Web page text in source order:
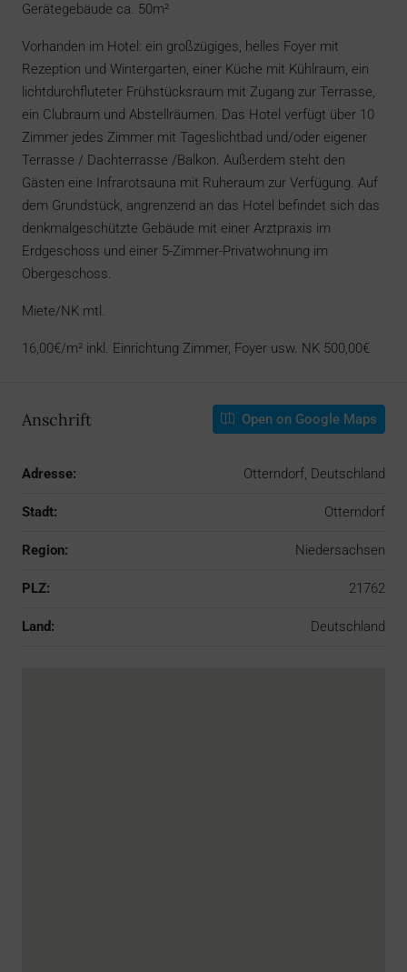
Gerätegebäude ca. 50m²
Vorhanden im Hotel: ein großzügiges, helles Foyer mit
Rezeption und Wintergarten, einer Küche mit Kühlraum, ein
lichtdurchfluteter Frühstücksraum mit Zugang zur Terrasse,
ein Clubraum und Abstellräumen. Das Hotel verfügt über 10
Zimmer jedes Zimmer mit Tageslichtbad und/oder eigener
Terrasse / Dachterrasse /Balkon. Außerdem steht den
Gästen eine Infrarotsauna mit Ruheraum zur Verfügung. Auf
dem Grundstück, angrenzend an das Hotel befindet sich das
denkmalgeschützte Gebäude mit einer Arztpraxis im
Erdgeschoss und einer 5-Zimmer-Privatwohnung im
Obergeschoss.
Miete/NK mtl.
16,00€/m² inkl. Einrichtung Zimmer, Foyer usw. NK 500,00€
Anschrift Open on Google Maps
Adresse: Otterndorf, Deutschland
Stadt: Otterndorf
Region: Niedersachsen
PLZ: 21762
Land: Deutschland